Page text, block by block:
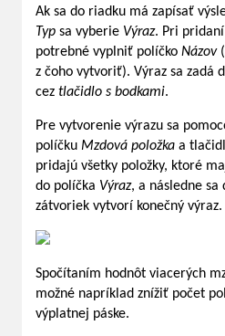
Ak sa do riadku má zapísať
Typ sa vyberie Výraz. Pri
potrebné vyplniť políčko Názov
z čoho vytvoriť). Výraz sa zadá
cez tlačidlo s bodkami.
Pre vytvorenie výrazu sa
políčku Mzdová položka a
pridajú všetky položky, ktoré
do políčka Výraz, a následne
zátvoriek vytvorí konečný výraz.
Spočítaním hodnôt viacerých
možné napríklad znížiť počet
výplatnej páske.